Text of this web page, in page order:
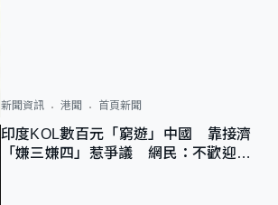
新聞資訊 港聞 首頁新聞
印度KOL數百元「窮遊」中國 靠接濟
「嫌三嫌四」惹爭議 網民：不歡迎劣